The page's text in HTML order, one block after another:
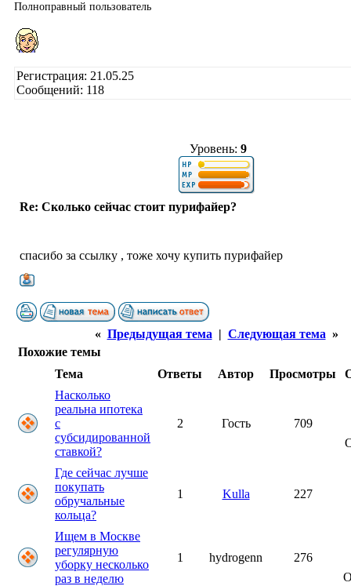
Полноправный пользователь
Регистрация: 21.05.25
Сообщений: 118
Уровень: 9
Re: Сколько сейчас стоит пурифайер?
спасибо за ссылку , тоже хочу купить пурифайер
« Предыдущая тема | Следующая тема »
Похожие темы
Тема
Ответы Автор Просмотры
Насколько
реальна ипотека
с
субсидированной
ставкой?
2 Гость
709
Где сейчас лучше
покупать
обручальные
кольца?
1 Kulla 227
Ищем в Москве
регулярную
уборку несколько
раз в неделю
1 hydrogenn
276